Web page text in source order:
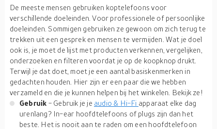
De meeste mensen gebruiken koptelefoons voor
verschillende doeleinden. Voor professionele of persoonlijke
doeleinden. Sommigen gebruiken ze gewoon om zich terug te
trekken uit een gesprek en mensen te vermijden. Wat je doel
ook is, je moet de lijst met producten verkennen, vergelijken,
onderzoeken en filteren voordat je op de koopknop drukt.
Terwijl je dat doet, moet je een aantal basiskenmerken in
gedachten houden. Hier zijn er een paar die we hebben
verzameld en die je kunnen helpen bij het winkelen. Bekijk ze!
Gebruik - Gebruik je je audio & Hi-Fi apparaat elke dag
urenlang? In-ear hoofdtelefoons of plugs zijn dan het
beste. Het is nooit aan te raden om een hoofdtelefoon